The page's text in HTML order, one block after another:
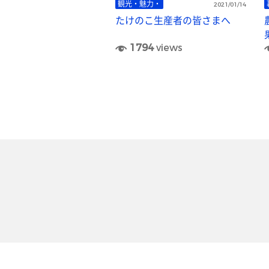
観光・魅力・ 2021/01/14
たけのこ生産者の皆さまへ
1794views